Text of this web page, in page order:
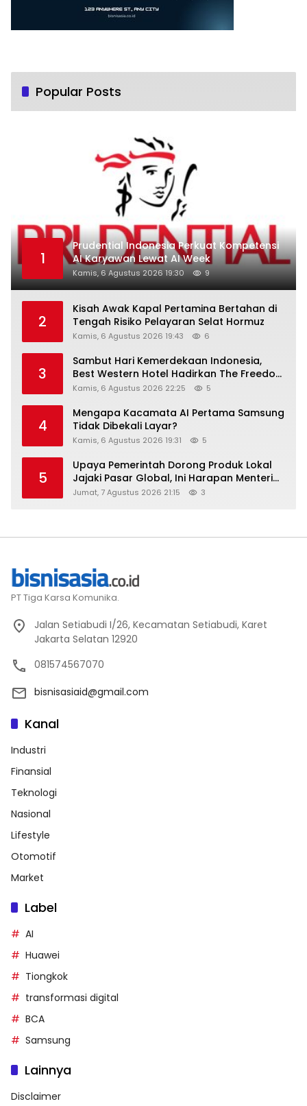
Popular Posts
1
Prudential Indonesia Perkuat Kompetensi
AI Karyawan Lewat AI Week
Kamis, 6 Agustus 2026 19:30 9
2
Kisah Awak Kapal Pertamina Bertahan di
Tengah Risiko Pelayaran Selat Hormuz
Kamis, 6 Agustus 2026 19:43 6
3
Sambut Hari Kemerdekaan Indonesia,
Best Western Hotel Hadirkan The Freedom
Stay Diskon Hingga 45%
Kamis, 6 Agustus 2026 22:25 5
4
Mengapa Kacamata AI Pertama Samsung
Tidak Dibekali Layar?
Kamis, 6 Agustus 2026 19:31 5
5
Upaya Pemerintah Dorong Produk Lokal
Jajaki Pasar Global, Ini Harapan Menteri
Perindustrian RI Lewat ILT dan IGT Expo
Jumat, 7 Agustus 2026 21:15 3
PT Tiga Karsa Komunika.
Jalan Setiabudi I/26, Kecamatan Setiabudi, Karet
Jakarta Selatan 12920
081574567070
bisnisasiaid@gmail.com
Kanal
Industri
Finansial
Teknologi
Nasional
Lifestyle
Otomotif
Market
Label
AI
Huawei
Tiongkok
transformasi digital
BCA
Samsung
Lainnya
Disclaimer